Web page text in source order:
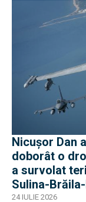
Nicușor Dan
doborât o
a survolat
Sulina-
24 IULIE 2026